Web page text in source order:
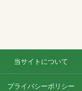
当サイトについて
プライバシーポリシー